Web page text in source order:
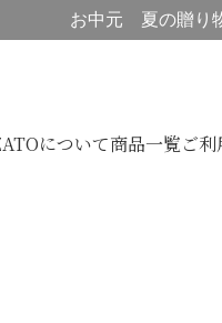
お中元 夏の贈り
について商品一覧ご